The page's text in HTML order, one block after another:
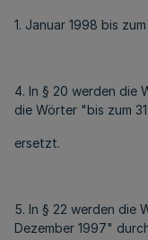
1. Januar 1998 bis
4. In § 20 werden die
die Wörter "bis zum
ersetzt.
5. In § 22 werden die
Dezember 1997"